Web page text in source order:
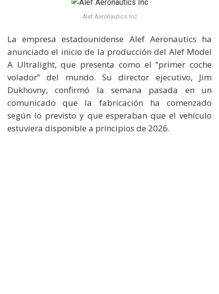
Alef Aeronautics Inc
La empresa estadounidense Alef Aeronautics ha
anunciado el inicio de la producción del Alef Model
A Ultralight, que presenta como el “primer coche
volador” del mundo. Su director ejecutivo, Jim
Dukhovny, confirmó la semana pasada en un
comunicado que la fabricación ha comenzado
según lo previsto y que esperaban que el vehículo
estuviera disponible a principios de 2026.